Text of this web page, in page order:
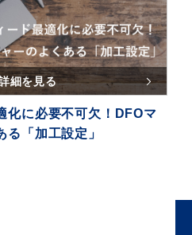
細を見る
化に必要不可欠！DFOマ
る「加工設定」